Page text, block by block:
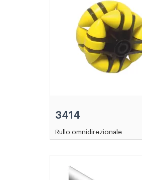
3414
Rullo omnidirezionale